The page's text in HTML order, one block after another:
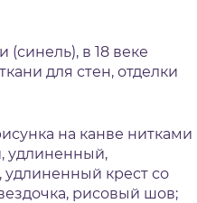
в 18 веке
для стен, отделки
на канве нитками
удлиненный,
удлиненный крест со
рисовый шов;